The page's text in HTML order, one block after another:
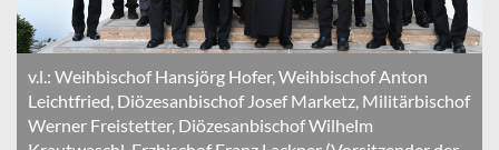
v.l.: Weihbischof Hansjörg Hofer, Weihbischof Anton
Leichtfried, Diözesanbischof Josef Marketz, Militärbischof
Werner Freistetter, Diözesanbischof Wilhelm